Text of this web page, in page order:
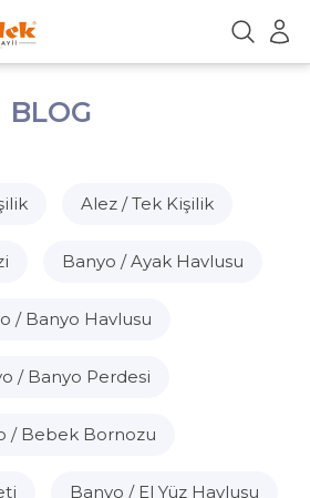
BLOG
Alez / Tek Kişilik
Banyo / Ayak Havlusu
/ Banyo Havlusu
/ Banyo Perdesi
/ Bebek Bornozu
Banyo / El Yüz Havlusu